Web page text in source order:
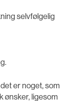
selvfølgelig
er noget, som
ønsker, ligesom